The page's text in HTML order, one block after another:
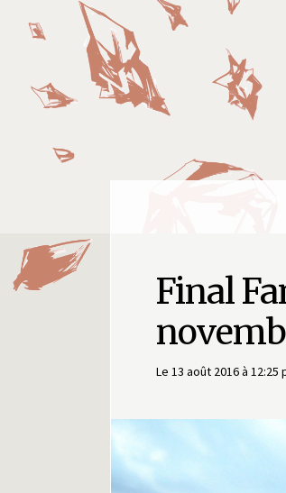
Final
Fantasy
Ring
Final
Le 13 août 2016 à 12:25
Panneau de gestion des cookies